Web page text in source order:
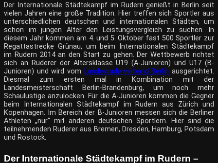
Der Internationale Städtekampf im Rudern genießt in Berlin seit
vielen Jahren eine große Tradition. Hier treffen sich Sportler aus
unterschiedlichen deutschen und internationalen Städten, um
schon im jungen Alter den Leistungsvergleich zu suchen. In
diesem Jahr kommen am 4. und 5. Oktober fast 500 Sportler zur
Regattastrecke Grünau, um beim Internationalen Städtekampf
im Rudern 2014 an den Start zu gehen. Der Wettbewerb richtet
sich an Ruderer der Altersklasse U19 (A-Junioren) und U17 (B-
Junioren) und wird vom Landesruderverband Berlin ausgerichtet.
Diesmal zum ersten mal in Kombination mit der
Landesmeisterschaft Berlin-Brandenburg, um noch mehr
Schaulustige anzulocken. Für die A-Junioren kommen die Gegner
beim Internationalen Städtekampf im Rudern aus Zürich und
Kopenhagen. Im Bereich der B-Junioren messen sich die Berliner
Athleten „nur“ mit anderen deutschen Sportlern. Hier sind die
teilnehmenden Ruderer aus Bremen, Dresden, Hamburg, Potsdam
und Rostock.
Der Internationale Städtekampf im Rudern –